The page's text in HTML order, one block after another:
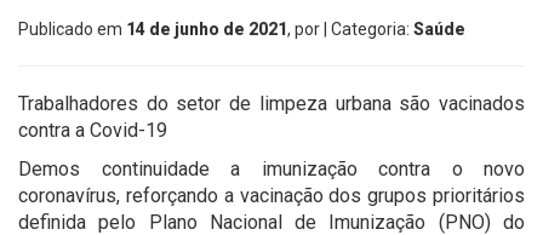
Publicado em 14 de junho de 2021, por | Categoria: Saúde
Trabalhadores do setor de limpeza urbana são vacinados
contra a Covid-19
Demos continuidade a imunização contra o novo
coronavírus, reforçando a vacinação dos grupos prioritários
definida pelo Plano Nacional de Imunização (PNO) do